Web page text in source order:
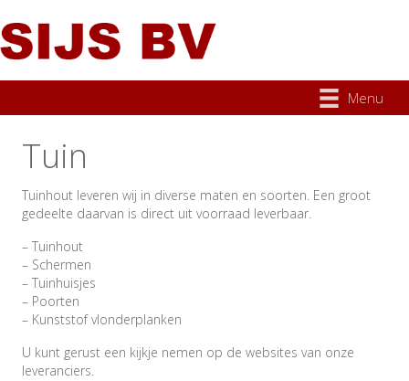
Menu
Tuin
Tuinhout leveren wij in diverse maten en soorten. Een groot
gedeelte daarvan is direct uit voorraad leverbaar.
– Tuinhout
– Schermen
– Tuinhuisjes
– Poorten
– Kunststof vlonderplanken
U kunt gerust een kijkje nemen op de websites van onze
leveranciers.